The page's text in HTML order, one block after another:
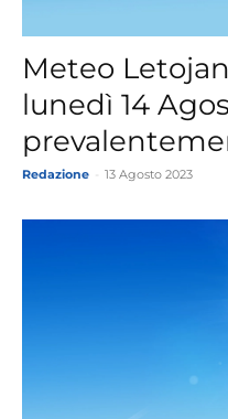
Meteo
lunedì 14
Redazione 13 Agosto 2023